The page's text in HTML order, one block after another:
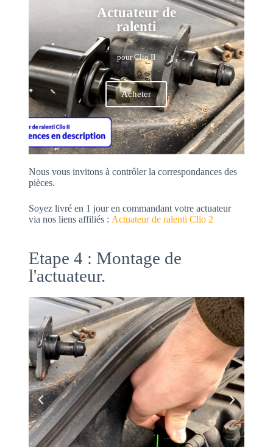
Actuateur de
ralenti
pour Clio II
Acheter
Nous vous invitons à contrôler la correspondances des
pièces.
Soyez livré en 1 jour en commandant votre actuateur
via nos liens affiliés : Actuateur de ralenti Clio 2
Etape 4 : Montage de
l'actuateur.